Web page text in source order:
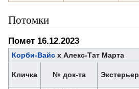
Потомки
Помет 16.12.2023
Корби-Вайсх Алекс-Тат Марта
Кличка № док-та Экстерьер